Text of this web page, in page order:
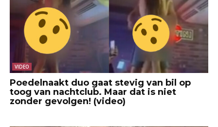
VIDEO
Poedelnaakt duo gaat stevig van bil op
toog van nachtclub. Maar dat is niet
zonder gevolgen! (video)